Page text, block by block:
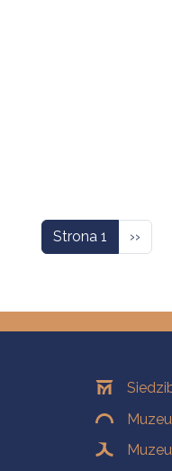
Strona 1 ››
Oddziały